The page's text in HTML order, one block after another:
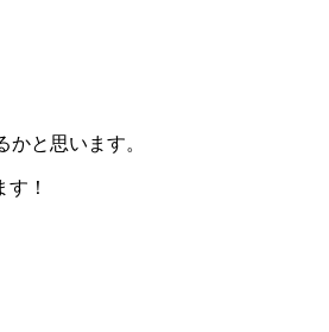
と思います。
！